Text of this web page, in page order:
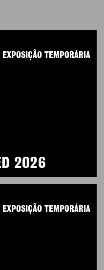
2026
EXPOSIÇÃO TEMPORÁRIA
EXPOSIÇÃO TEMPORÁRIA